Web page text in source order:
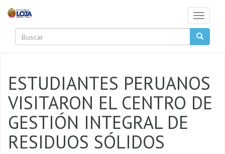
Toggle
ESTUDIANTES PERUANOS
VISITARON EL CENTRO DE
GESTIÓN INTEGRAL DE
RESIDUOS SÓLIDOS